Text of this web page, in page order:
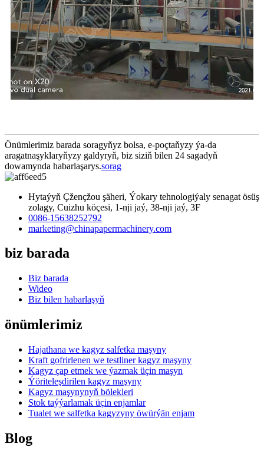
Önümlerimiz barada soragyňyz bolsa, e-poçtaňyzy ýa-da
aragatnaşyklaryňyzy galdyryň, biz siziň bilen 24 sagadyň
dowamynda habarlaşarys.sorag
Hytaýyň Çžençžou şäheri, Ýokary tehnologiýaly senagat ösüş
zolagy, Cuizhu köçesi, 1-nji jaý, 38-nji jaý, 3F
0086-15638252792
marketing@chinapapermachinery.com
biz barada
Biz barada
Wideo
Biz bilen habarlaşyň
önümlerimiz
Hajathana we kagyz salfetka maşyny
Kraft gofrirlenen we testliner kagyz maşyny
Kagyz çap etmek we ýazmak üçin maşyn
Ýöriteleşdirilen kagyz maşyny
Kagyz maşynynyň bölekleri
Stok taýýarlamak üçin enjamlar
Tualet we salfetka kagyzyny öwürýän enjam
Blog